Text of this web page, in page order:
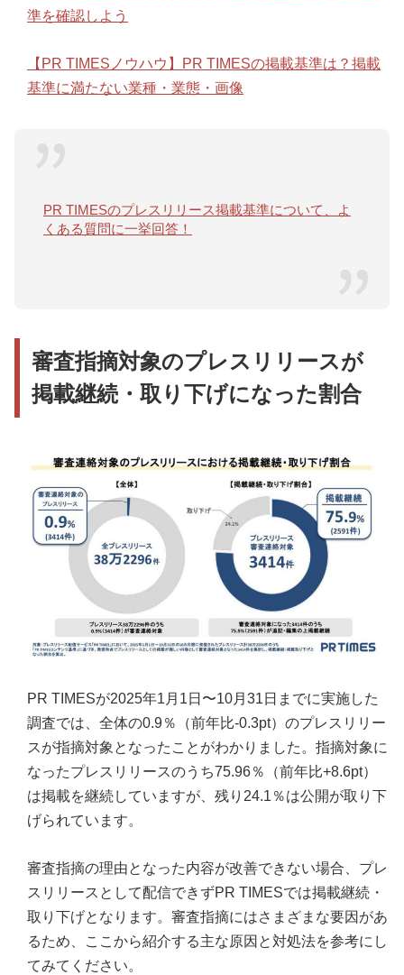
準を確認しよう
【PR TIMESノウハウ】PR TIMESの掲載基準は？掲載
基準に満たない業種・業態・画像
PR TIMESのプレスリリース掲載基準について、よ
くある質問に一挙回答！
審査指摘対象のプレスリリースが
掲載継続・取り下げになった割合
PR TIMESが2025年1月1日〜10月31日までに実施した
調査では、全体の0.9％（前年比-0.3pt）のプレスリリー
スが指摘対象となったことがわかりました。指摘対象に
なったプレスリリースのうち75.96％（前年比+8.6pt）
は掲載を継続していますが、残り24.1％は公開が取り下
げられています。
審査指摘の理由となった内容が改善できない場合、プレ
スリリースとして配信できずPR TIMESでは掲載継続・
取り下げとなります。審査指摘にはさまざまな要因があ
るため、ここから紹介する主な原因と対処法を参考にし
てみてください。